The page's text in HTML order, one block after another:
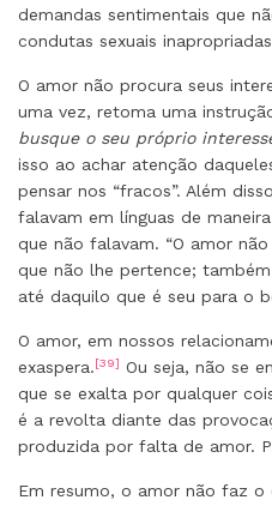
demandas sentimentais que
condutas sexuais
O amor não procura seus
uma vez, retoma uma
busque o seu próprio
isso ao achar atenção
pensar nos “fracos”. Além
falavam em línguas de
que não falavam. “O amor
que não lhe pertence;
até daquilo que é seu para o
O amor, em nossos
exaspera.[39] Ou seja, não se
que se exalta por qualquer
é a revolta diante das
produzida por falta de amor.
Em resumo, o amor não faz